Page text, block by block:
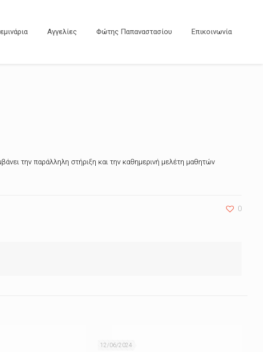
Αγγελίες Φώτης Παπαναστασίου Επικοινωνία
την παράλληλη στήριξη και την καθημερινή μελέτη μαθητών
0
12/06/2024